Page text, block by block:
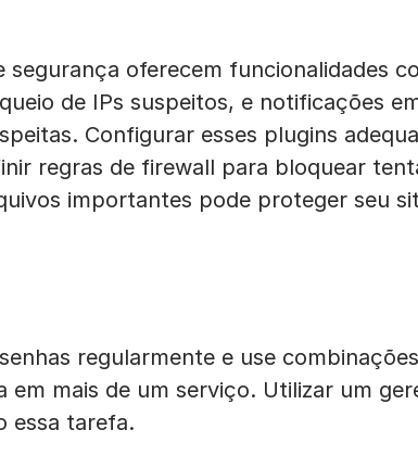
segurança oferecem funcionalidades
de IPs suspeitos, e notificações
Configurar esses plugins
regras de firewall para bloquear
importantes pode proteger seu
regularmente e use
em mais de um serviço. Utilizar um
essa tarefa.